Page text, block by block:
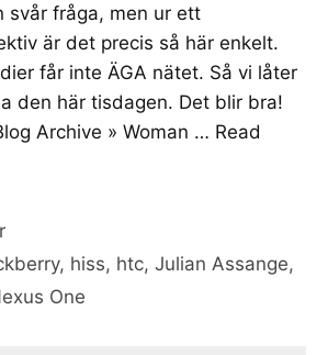
svår fråga, men ur ett
är det precis så här enkelt.
får inte ÄGA nätet. Så vi låter
den här tisdagen. Det blir bra!
Archive » Woman … Read
, hiss, htc,Julian Assange,
One